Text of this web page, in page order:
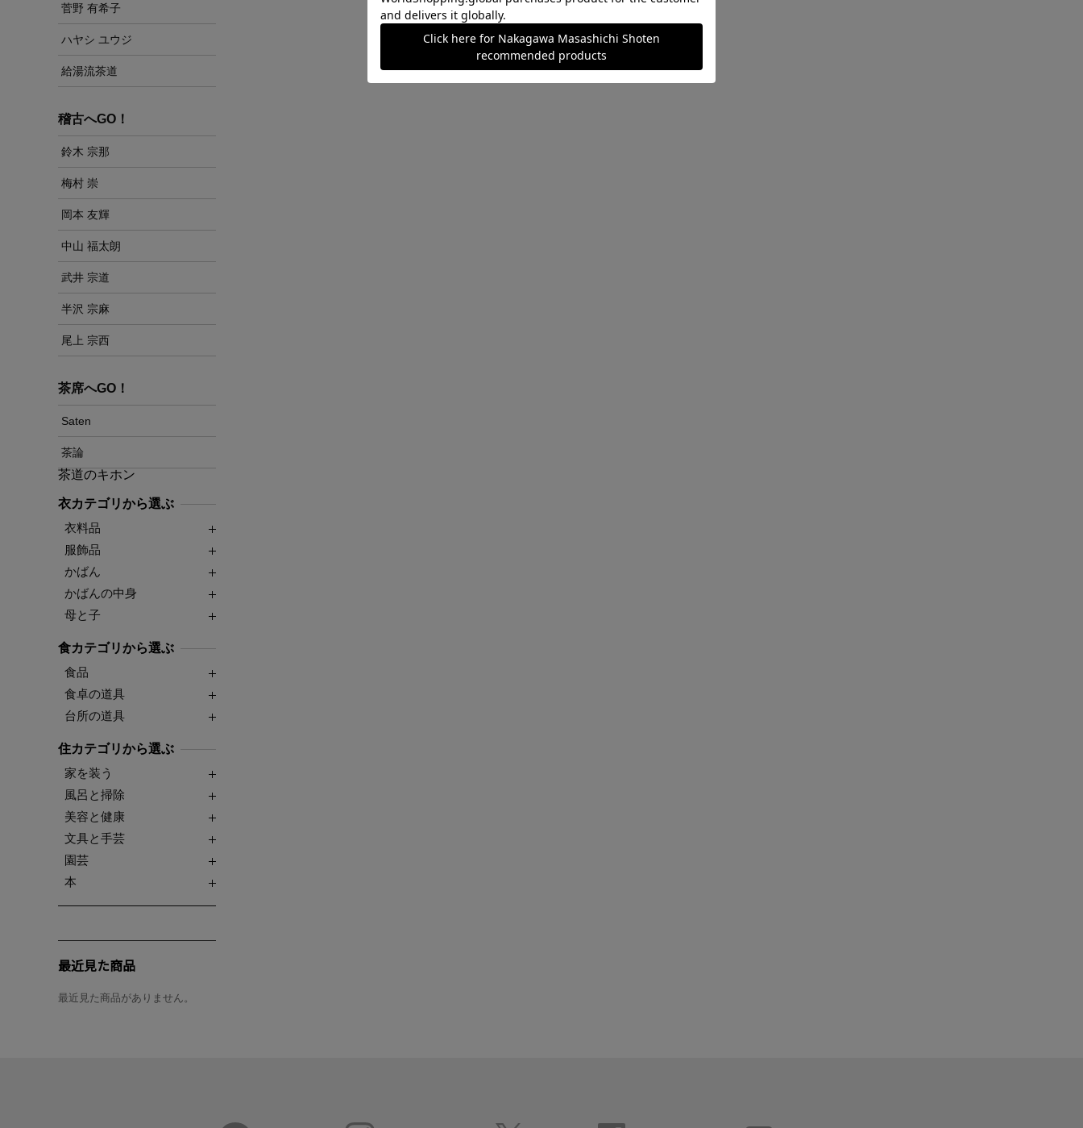
菅野 有希子
ハヤシ ユウジ
給湯流茶道
稽古へGO！
鈴木 宗那
梅村 崇
岡本 友輝
中山 福太朗
武井 宗道
半沢 宗麻
尾上 宗西
茶席へGO！
Saten
茶論
茶道のキホン
衣カテゴリから選ぶ
衣料品
服飾品
かばん
かばんの中身
母と子
食カテゴリから選ぶ
食品
食卓の道具
台所の道具
住カテゴリから選ぶ
家を装う
風呂と掃除
美容と健康
文具と手芸
園芸
本
最近見た商品
最近見た商品がありません。